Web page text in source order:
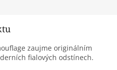
zaujme originálním
fialových odstínech.